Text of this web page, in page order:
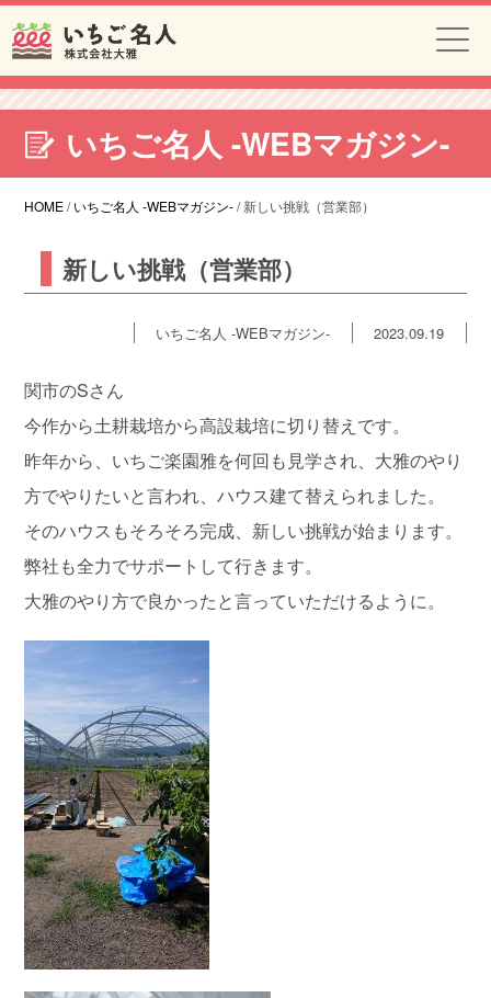
いちご名人 -WEBマガジン-
HOME/いちご名人 -WEBマガジン-/新しい挑戦（営業部）
新しい挑戦（営業部）
いちご名人 -WEBマガジン- 2023.09.19
関市のSさん
今作から土耕栽培から高設栽培に切り替えです。
昨年から、いちご楽園雅を何回も見学され、大雅のやり
方でやりたいと言われ、ハウス建て替えられました。
そのハウスもそろそろ完成、新しい挑戦が始まります。
弊社も全力でサポートして行きます。
大雅のやり方で良かったと言っていただけるように。